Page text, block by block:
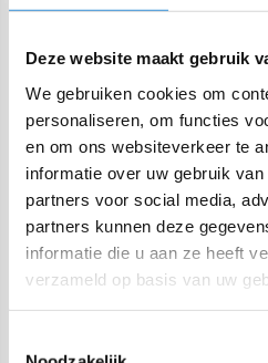
Deze website maakt gebruik
We gebruiken cookies om
personaliseren, om functies
en om ons websiteverkeer te
informatie over uw gebruik
partners voor social media,
partners kunnen deze
informatie die u aan ze heeft
verzameld op basis van uw
BPA, PVC en Ftalaten vrij
Productomschrijving
** zonder buiten box **
Losse tray met 5 vakken voor de
MIX&MATCH deze Yumbox
buitenbox. Of gebruik hem als
Uniek voor de Tapas maat is dat
tussen 4 of 5 vakken.